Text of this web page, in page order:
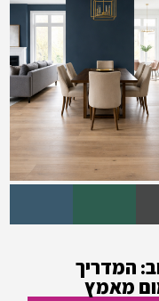
המדריך
מאמץ